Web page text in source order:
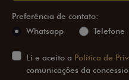
Preferência de contato:
Whatsapp
Telefone
Li e aceito a Política de
comunicações da